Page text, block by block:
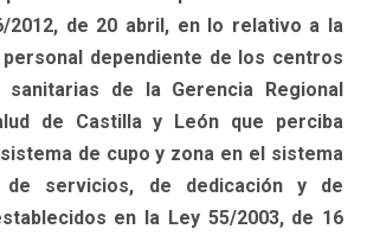
2012, de 20 abril, en lo relativo a la
dependiente de los centros
sanitarias de la Gerencia Regional
de Castilla y León que perciba
de cupo y zona en el sistema
de servicios, de dedicación y de
en la Ley 55/2003, de 16